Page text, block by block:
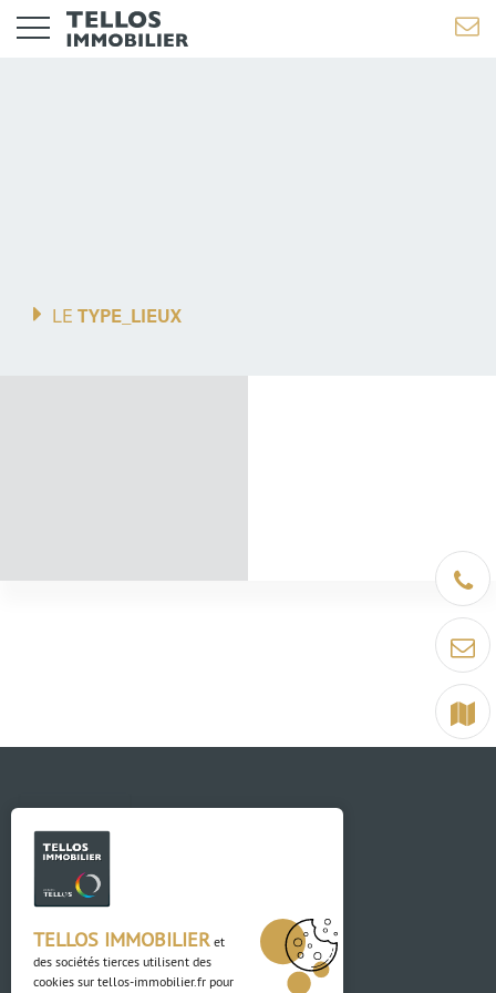
Être
Contact
Terrain
Medecine Alternative
LE TYPE_LIEUX
Contact
03 88 04 84 84
TELLOS IMMOBILIER et
des sociétés tierces utilisent des
cookies sur tellos-immobilier.fr pour